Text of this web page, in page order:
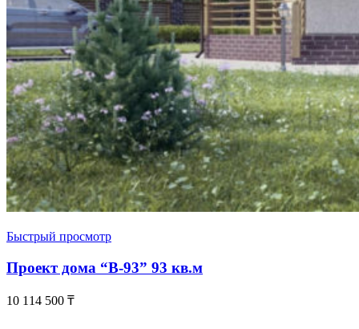
Быстрый просмотр
Проект дома “В-93” 93 кв.м
10 114 500 ₸